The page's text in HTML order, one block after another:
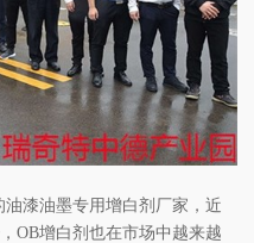
油漆油墨专用增白剂厂家，近
OB增白剂也在市场中越来越